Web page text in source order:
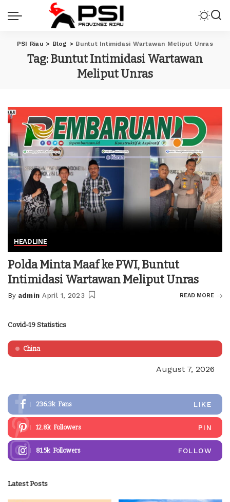
PSI Riau > Blog > Buntut Intimidasi Wartawan Meliput Unras
Tag:Buntut Intimidasi Wartawan
Meliput Unras
HEADLINE
Polda Minta Maaf ke PWI, Buntut
Intimidasi Wartawan Meliput Unras
Posted
By admin April 1, 2023 READ MORE
Covid-19 Statistics
China
August 7, 2026
236.3k Fans LIKE
12.8k Followers PIN
81.5k Followers FOLLOW
Latest Posts